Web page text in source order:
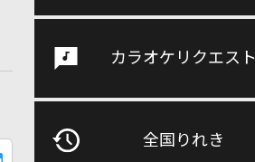
カラオケリクエスト
全国りれき